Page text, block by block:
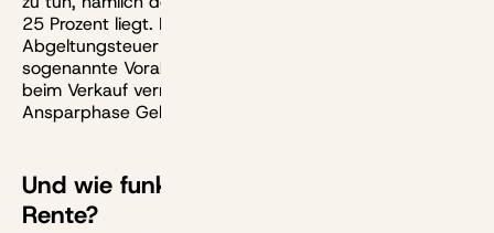
25 Prozent liegt. Die wird schon in der Ansparphase als
Abgeltungsteuer auf Gewinne und Ausschüttungen als
sogenannte Vorabpauschale fällig und später sowie
beim Verkauf verrechnet. Kurz gesagt fehlt damit in der
Ansparphase Geld für den Zinseszinseffekt.
Und wie funktioniert jetzt die Frühstart-
Rente?